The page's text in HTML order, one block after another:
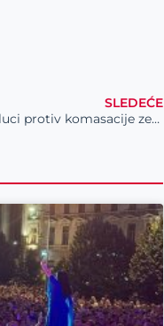
SLEDEĆE
Karađorđevčani čvrsti u odluci protiv komasacije zemljišta